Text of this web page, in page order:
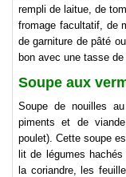
rempli de laitue, de
fromage facultatif, de
de garniture de pâté
bon avec une tasse de
Soupe aux
Soupe de nouilles
piments et de
poulet). Cette soupe
lit de légumes hachés
la coriandre, les